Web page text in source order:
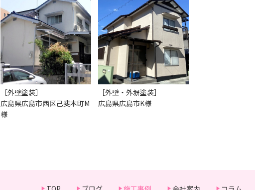
［外壁塗装］
広島県広島市西区己斐本町M
様
［外壁・外塀塗装］
広島県広島市K様